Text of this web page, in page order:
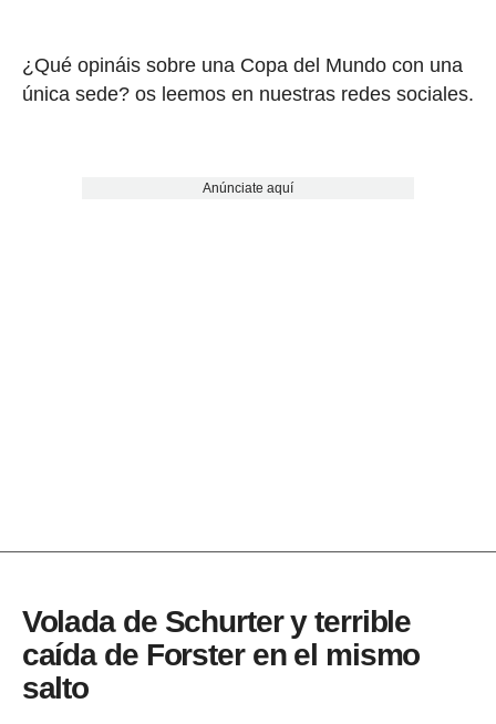
¿Qué opináis sobre una Copa del Mundo con una
única sede? os leemos en nuestras redes sociales.
Anúnciate aquí
Volada de Schurter y terrible
caída de Forster en el mismo
salto